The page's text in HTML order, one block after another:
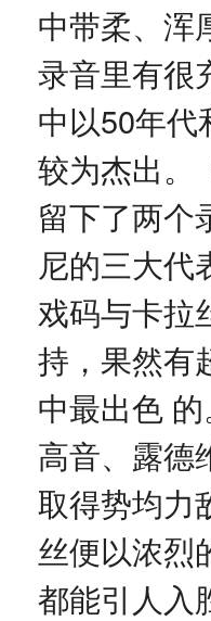
中带柔、浑
录音里有很
中以50年代
较为杰出。
留下了两个
尼的三大代
戏码与卡拉
持，果然有
中最出色
高音、露德
取得势均力
丝便以浓烈
都能引人入